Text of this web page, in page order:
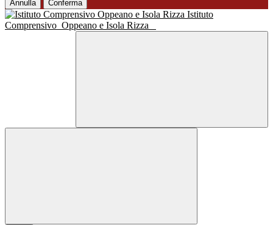
Annulla Conferma
Istituto
Comprensivo Oppeano e Isola Rizza